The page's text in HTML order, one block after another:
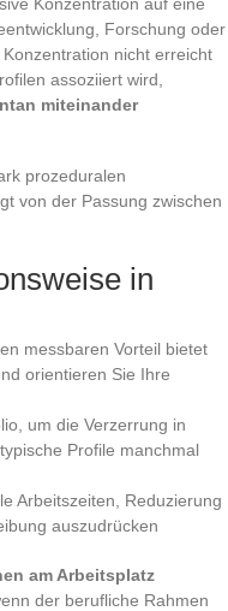
Forschung oder
nicht erreicht
assoziiert wird,
miteinander
prozeduralen
von der Passung zwischen
in
messbaren Vorteil bietet
orientieren Sie Ihre
um die Verzerrung in
Profile manchmal
Arbeitszeiten, Reduzierung
auszudrücken
am Arbeitsplatz
der berufliche Rahmen